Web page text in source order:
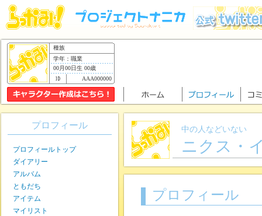
種族
学年：職業
00月00日生 00歳
AAA000000
中の人などいない
ニクス・
プロフィール
プロフィール
プロフィールトップ
ダイアリー
アルバム
ともだち
アイテム
マイリスト